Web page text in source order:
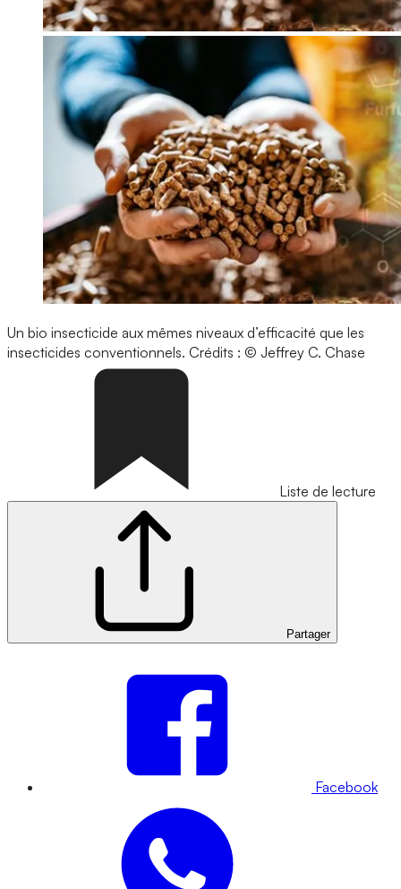
Un bio insecticide aux mêmes niveaux d’efficacité que les
insecticides conventionnels. Crédits : © Jeffrey C. Chase
Liste de lecture
Partager
Facebook